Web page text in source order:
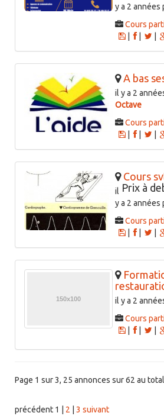
y a 2 années
Cours
|
A bas
il y a 2
Octave
Cours
|
Cours
Prix à
il
y a 2 années
Cours
|
il y a 2
Cours
|
Page 1 sur 3, 25 annonces sur 62 au
précédent 1 2 3 suivant